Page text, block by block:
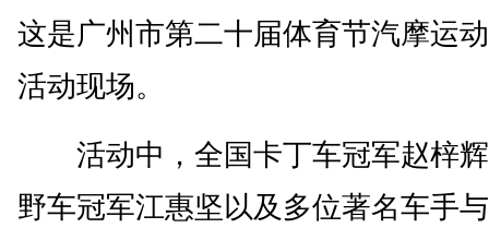
这是广州市第二十届体育节汽摩运
活动现场。
活动中，全国卡丁车冠军赵梓
野车冠军江惠坚以及多位著名车手